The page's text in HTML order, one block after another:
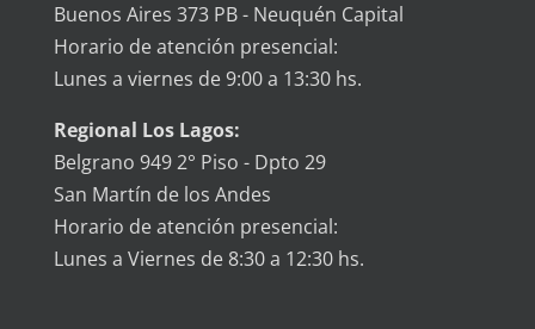
Buenos Aires 373 PB - Neuquén Capital
Horario de atención presencial:
Lunes a viernes de 9:00 a 13:30 hs.
Regional Los Lagos:
Belgrano 949 2° Piso - Dpto 29
San Martín de los Andes
Horario de atención presencial:
Lunes a Viernes de 8:30 a 12:30 hs.